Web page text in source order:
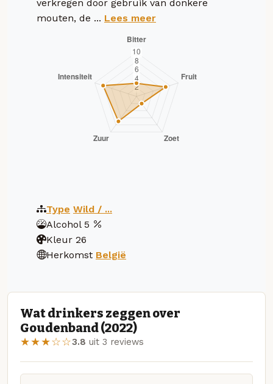
verkregen door gebruik van donkere
mouten, de ... Lees meer
Type Wild / ...
Alcohol 5
Kleur 26
Herkomst België
Wat drinkers zeggen over
Goudenband (2022)
★★★☆☆3.8 uit 3 reviews